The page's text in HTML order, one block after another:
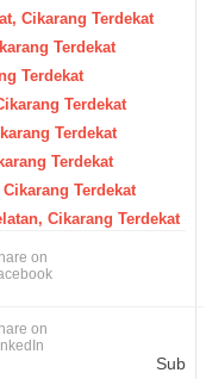
Cikarang Terdekat
Terdekat
Terdekat
Terdekat
Terdekat
Terdekat
Terdekat
Cikarang Terdekat
on
on
Sub